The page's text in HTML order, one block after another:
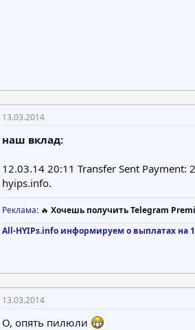
13.03.2014
наш вклад:
12.03.14 20:11 Transfer Sent
hyips.info.
Реклама: 🔥 Хочешь получить Telegram
All-HYIPs.info информируем о выплатах на
13.03.2014
О, опять пилюли